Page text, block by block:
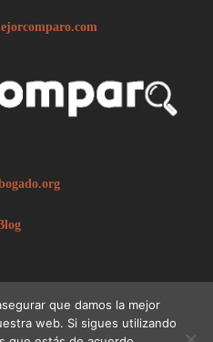
que damos la mejor
web. Si sigues utilizando